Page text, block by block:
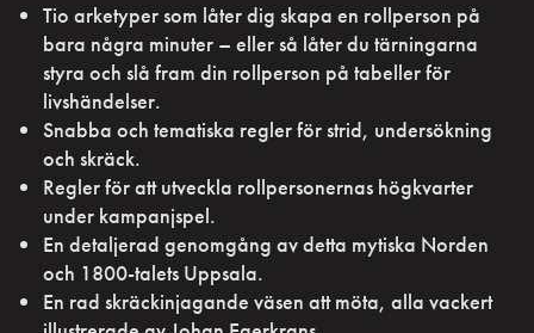
Tio arketyper som låter dig skapa en rollperson på
bara några minuter – eller så låter du tärningarna
styra och slå fram din rollperson på tabeller för
livshändelser.
Snabba och tematiska regler för strid, undersökning
och skräck.
Regler för att utveckla rollpersonernas högkvarter
under kampanjspel.
En detaljerad genomgång av detta mytiska Norden
och 1800-talets Uppsala.
En rad skräckinjagande väsen att möta, alla vackert